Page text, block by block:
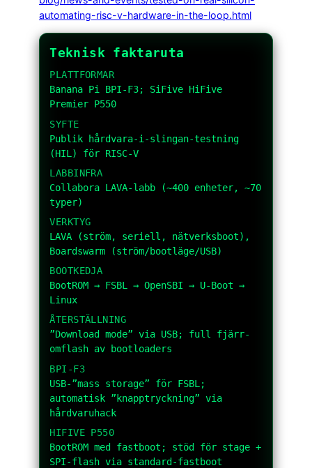
automating-risc-v-hardware-in-the-loop.html
Teknisk faktaruta
PLATTFORMAR
Banana Pi BPI-F3; SiFive HiFive
Premier P550
SYFTE
Publik hårdvara-i-slingan-testning
(HIL) för RISC-V
LABBINFRA
Collabora LAVA-labb (~400 enheter, ~70
typer)
VERKTYG
LAVA (ström, seriell, nätverksboot),
Boardswarm (ström/bootläge/USB)
BOOTKEDJA
BootROM → FSBL → OpenSBI → U-Boot →
Linux
ÅTERSTÄLLNING
”Download mode” via USB; full fjärr-
omflash av bootloaders
BPI-F3
USB-”mass storage” för FSBL;
automatisk ”knapptryckning” via
hårdvaruhack
HIFIVE P550
BootROM med fastboot ; stöd för stage +
SPI-flash via standard-fastboot